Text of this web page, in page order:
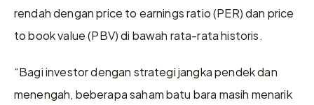
rendah dengan price to earnings ratio (PER) dan price
to book value (PBV) di bawah rata-rata historis.
“Bagi investor dengan strategi jangka pendek dan
menengah, beberapa saham batu bara masih menarik